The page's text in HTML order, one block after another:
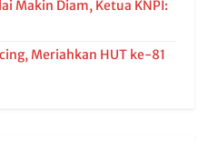
Makin Diam, Ketua KNPI:
Meriahkan HUT ke-81